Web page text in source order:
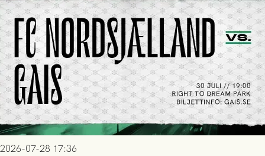
2026-07-28 17:36